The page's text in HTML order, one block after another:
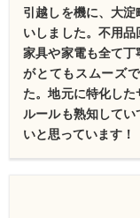
引越しを機に、大
いしました。不用
家具や家電も全て
がとてもスムーズ
た。地元に特化し
ルールも熟知して
いと思っています！